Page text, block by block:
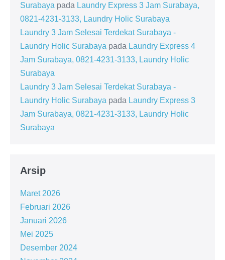
Surabaya pada Laundry Express 3 Jam Surabaya,
0821-4231-3133, Laundry Holic Surabaya
Laundry 3 Jam Selesai Terdekat Surabaya -
Laundry Holic Surabaya pada Laundry Express 4
Jam Surabaya, 0821-4231-3133, Laundry Holic
Surabaya
Laundry 3 Jam Selesai Terdekat Surabaya -
Laundry Holic Surabaya pada Laundry Express 3
Jam Surabaya, 0821-4231-3133, Laundry Holic
Surabaya
Arsip
Maret 2026
Februari 2026
Januari 2026
Mei 2025
Desember 2024